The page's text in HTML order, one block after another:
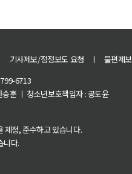
기사제보/정정보도 요청 ㅣ 불편제보
6713
훈 ㅣ 청소년보호책임자 : 공도윤
제정, 준수하고 있습니다.
니다.